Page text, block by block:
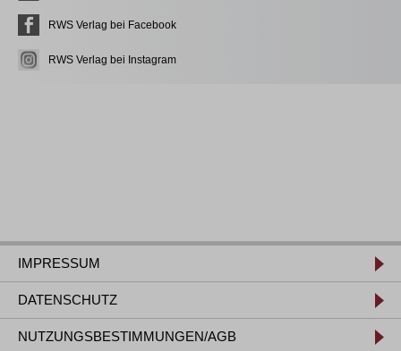
RWS Verlag bei Facebook
RWS Verlag bei Instagram
IMPRESSUM
DATENSCHUTZ
NUTZUNGSBESTIMMUNGEN/AGB